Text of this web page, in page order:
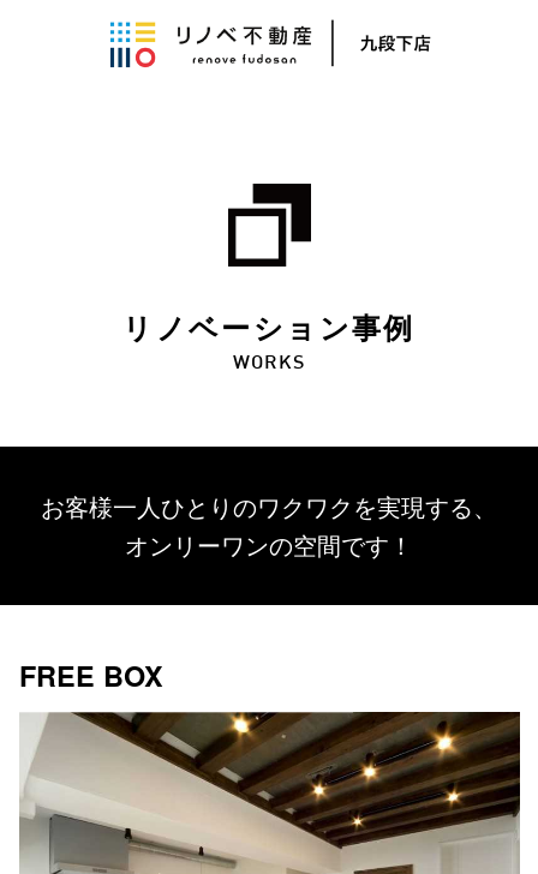
リノベーション事例
WORKS
お客様一人ひとりのワクワクを実現する、
オンリーワンの空間です！
FREE BOX